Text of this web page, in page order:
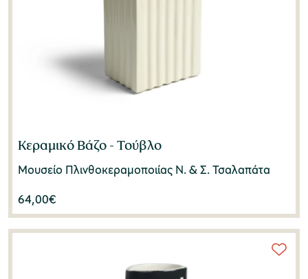
Κεραμικό Βάζο - Τούβλο
Μουσείο Πλινθοκεραμοποιίας N. & Σ. Τσαλαπάτα
64,00€